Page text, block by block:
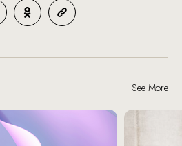
See More